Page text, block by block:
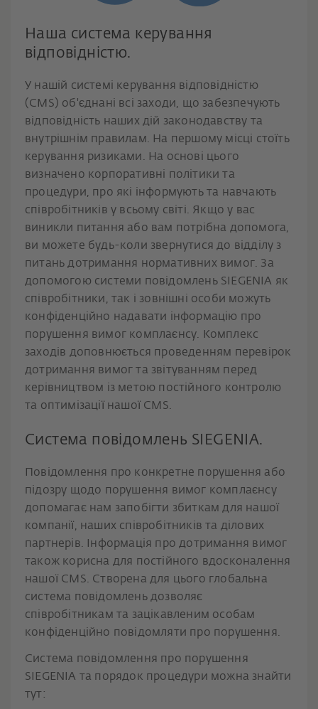
Наша система керування
відповідністю.
У нашій системі керування відповідністю
(CMS) об'єднані всі заходи, що забезпечують
відповідність наших дій законодавству та
внутрішнім правилам. На першому місці стоїть
керування ризиками. На основі цього
визначено корпоративні політики та
процедури, про які інформують та навчають
співробітників у всьому світі. Якщо у вас
виникли питання або вам потрібна допомога,
ви можете будь-коли звернутися до відділу з
питань дотримання нормативних вимог. За
допомогою системи повідомлень SIEGENIA як
співробітники, так і зовнішні особи можуть
конфіденційно надавати інформацію про
порушення вимог комплаєнсу. Комплекс
заходів доповнюється проведенням перевірок
дотримання вимог та звітуванням перед
керівництвом із метою постійного контролю
та оптимізації нашої CMS.
Система повідомлень SIEGENIA.
Повідомлення про конкретне порушення або
підозру щодо порушення вимог комплаєнсу
допомагає нам запобігти збиткам для нашої
компанії, наших співробітників та ділових
партнерів. Інформація про дотримання вимог
також корисна для постійного вдосконалення
нашої CMS. Створена для цього глобальна
система повідомлень дозволяє
співробітникам та зацікавленим особам
конфіденційно повідомляти про порушення.
Система повідомлення про порушення
SIEGENIA та порядок процедури можна знайти
тут: